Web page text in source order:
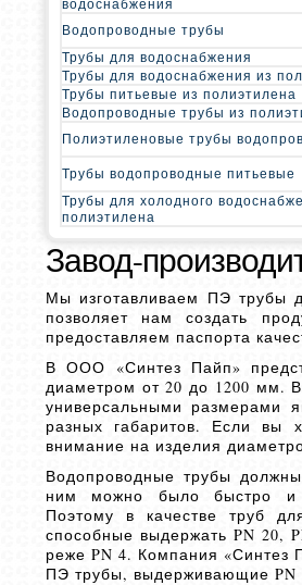
Водопроводные трубы
Трубы для водоснабжения
Трубы для водоснабжения из
Трубы питьевые из полиэтилена
Водопроводные трубы из
Полиэтиленовые трубы
Трубы водопроводные питьевые
Трубы для холодного
полиэтилена
Завод-
Мы изготавливаем ПЭ трубы
позволяет нам создать
предоставляем паспорта
В ООО «Синтез Пайп»
диаметром от 20 до 1200 мм.
универсальными размерами
разных габаритов. Если вы
внимание на изделия
Водопроводные трубы
ним можно было быстро и
Поэтому в качестве труб
способные выдержать PN 20,
реже PN 4. Компания «Синтез
ПЭ трубы, выдерживающие PN